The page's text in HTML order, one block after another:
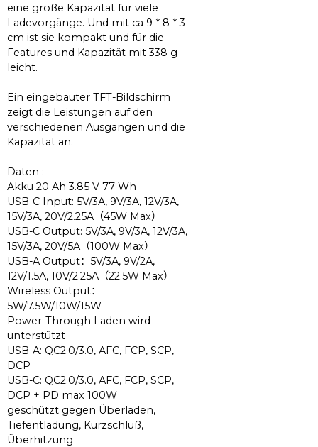
eine große Kapazität für viele
Ladevorgänge. Und mit ca 9 * 8 * 3
cm ist sie kompakt und für die
Features und Kapazität mit 338 g
leicht.
Ein eingebauter TFT-Bildschirm
zeigt die Leistungen auf den
verschiedenen Ausgängen und die
Kapazität an.
Daten :
Akku 20 Ah 3.85 V 77 Wh
USB-C Input: 5V/3A, 9V/3A, 12V/3A,
15V/3A, 20V/2.25A （45W Max）
USB-C Output: 5V/3A, 9V/3A, 12V/3A,
15V/3A, 20V/5A （100W Max）
USB-A Output： 5V/3A, 9V/2A,
12V/1.5A, 10V/2.25A （22.5W Max）
Wireless Output：
5W/7.5W/10W/15W
Power-Through Laden wird
unterstützt
USB-A: QC2.0/3.0, AFC, FCP, SCP,
DCP
USB-C: QC2.0/3.0, AFC, FCP, SCP,
DCP + PD max 100W
geschützt gegen Überladen,
Tiefentladung, Kurzschluß,
Überhitzung